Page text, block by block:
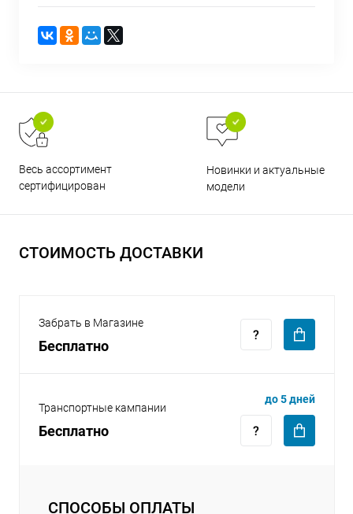
Весь ассортимент
сертифицирован
Новинки и актуальные
модели
СТОИМОСТЬ ДОСТАВКИ
Забрать в Магазине
Бесплатно
Транспортные кампании
Бесплатно
до 5 дней
СПОСОБЫ ОПЛАТЫ
раз в 2 недели